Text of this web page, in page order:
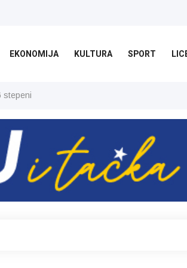
EKONOMIJA KULTURA SPORT
stepeni